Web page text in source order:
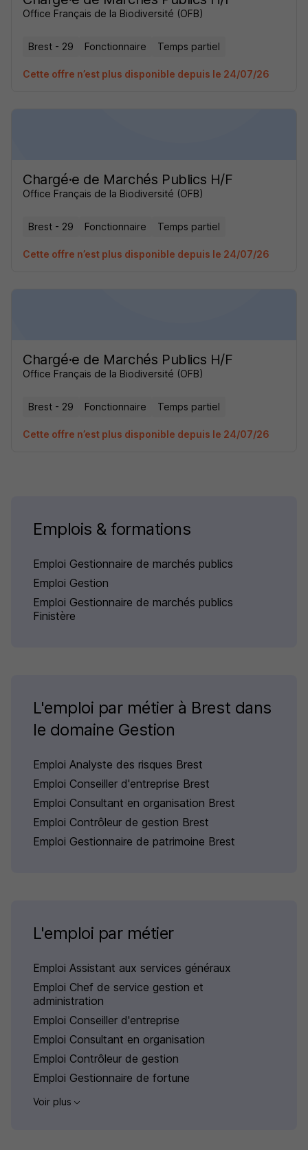
Office Français de la Biodiversité (OFB)
Brest - 29 Fonctionnaire Temps partiel
Cette offre n’est plus disponible depuis le 24/07/26
Chargé·e de Marchés Publics H/F
Office Français de la Biodiversité (OFB)
Brest - 29 Fonctionnaire Temps partiel
Cette offre n’est plus disponible depuis le 24/07/26
Chargé·e de Marchés Publics H/F
Office Français de la Biodiversité (OFB)
Brest - 29 Fonctionnaire Temps partiel
Cette offre n’est plus disponible depuis le 24/07/26
Emplois & formations
Emploi Gestionnaire de marchés publics
Emploi Gestion
Emploi Gestionnaire de marchés publics
Finistère
L'emploi par métier à Brest dans
le domaine Gestion
Emploi Analyste des risques Brest
Emploi Conseiller d'entreprise Brest
Emploi Consultant en organisation Brest
Emploi Contrôleur de gestion Brest
Emploi Gestionnaire de patrimoine Brest
L'emploi par métier
Emploi Assistant aux services généraux
Emploi Chef de service gestion et
administration
Emploi Conseiller d'entreprise
Emploi Consultant en organisation
Emploi Contrôleur de gestion
Emploi Gestionnaire de fortune
Voir plus